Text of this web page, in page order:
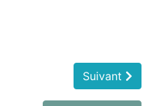
Suivant